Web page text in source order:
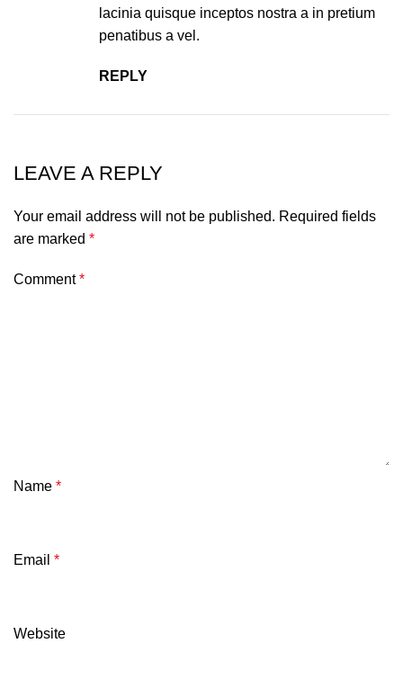
lacinia quisque inceptos nostra a in pretium
penatibus a vel.
REPLY
LEAVE A REPLY
Your email address will not be published. Required fields
are marked *
Comment*
Name *
Email *
Website